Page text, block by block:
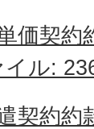
価契約
ル:
契約約